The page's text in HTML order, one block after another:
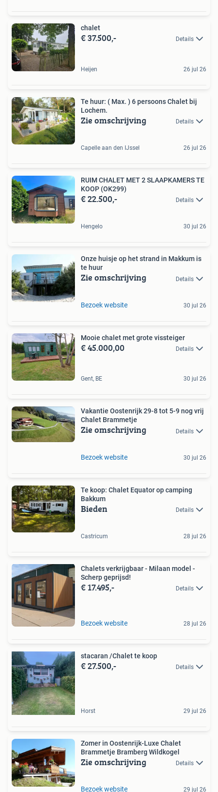
chalet
€ 37.500,- Details
Heijen 26 jul 26
Te huur: ( Max. ) 6 persoons Chalet bij
Lochem.
Zie omschrijving Details
Capelle aan den IJssel 26 jul 26
RUIM CHALET MET 2 SLAAPKAMERS TE
KOOP (OK299)
€ 22.500,- Details
Hengelo 30 jul 26
Onze huisje op het strand in Makkum is
te huur
Zie omschrijving Details
Bezoek website 30 jul 26
Mooie chalet met grote vissteiger
€ 45.000,00 Details
Gent, BE 30 jul 26
Vakantie Oostenrijk 29-8 tot 5-9 nog vrij
Chalet Brammetje
Zie omschrijving Details
Bezoek website 30 jul 26
Te koop: Chalet Equator op camping
Bakkum
Bieden Details
Castricum 28 jul 26
Chalets verkrijgbaar - Milaan model -
Scherp geprijsd!
€ 17.495,- Details
Bezoek website 28 jul 26
stacaran /Chalet te koop
€ 27.500,- Details
Horst 29 jul 26
Zomer in Oostenrijk-Luxe Chalet
Brammetje Bramberg Wildkogel
Zie omschrijving Details
Bezoek website 29 jul 26